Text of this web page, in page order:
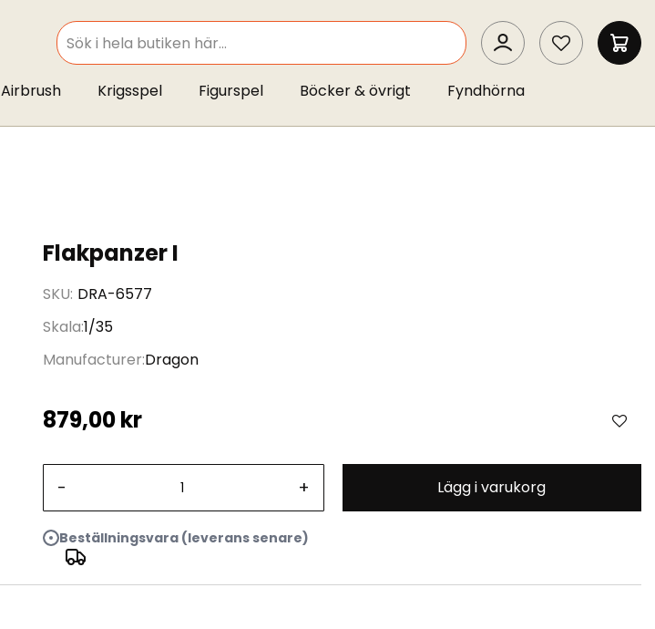
SEARCH
SEARCH
MIN
Airbrush Krigsspel Figurspel Böcker & övrigt Fyndhörna
Flakpanzer I
SKU DRA-6577
Skala1/35
Manufacturer Dragon
879,00 kr
- + Lägg i varukorg
Beställningsvara (leverans senare)